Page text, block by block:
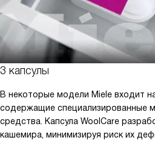
3 капсулы
В некоторые модели Miele входит
содержащие специализированные
средства. Капсула WoolCare
кашемира, минимизируя риск их